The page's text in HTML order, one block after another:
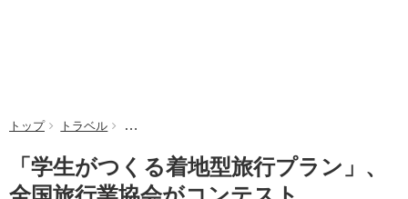
トップ トラベル 「学生がつくる着地型旅行プラン」、全国旅行業協
「学生がつくる着地型旅行プラン」、